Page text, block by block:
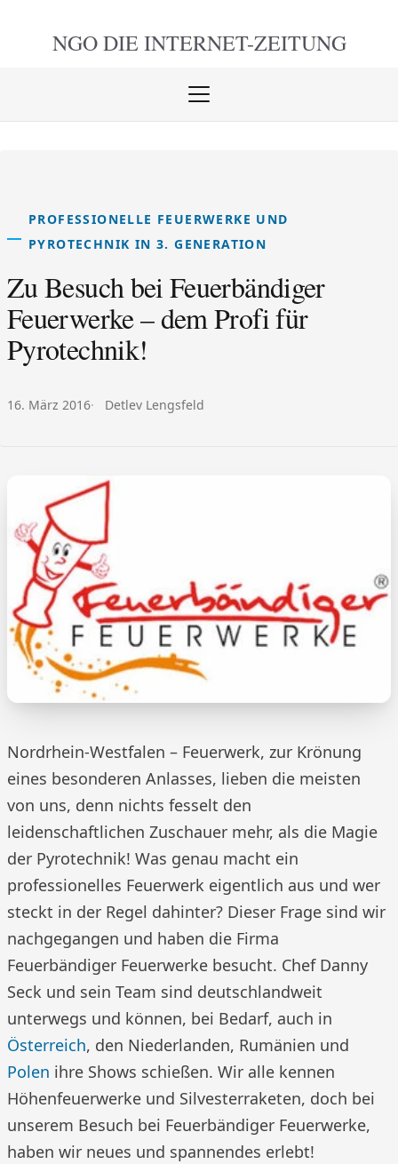
NGO DIE INTERNET-ZEITUNG
Menü
PROFESSIONELLE FEUERWERKE UND
PYROTECHNIK IN 3. GENERATION
Zu Besuch bei Feuerbändiger
Feuerwerke – dem Profi für
Pyrotechnik!
Veröffentlicht am:
16. März 2016 Autor:
Detlev Lengsfeld
Nordrhein-Westfalen – Feuerwerk, zur Krönung
eines besonderen Anlasses, lieben die meisten
von uns, denn nichts fesselt den
leidenschaftlichen Zuschauer mehr, als die Magie
der Pyrotechnik! Was genau macht ein
professionelles Feuerwerk eigentlich aus und wer
steckt in der Regel dahinter? Dieser Frage sind wir
nachgegangen und haben die Firma
Feuerbändiger Feuerwerke besucht. Chef Danny
Seck und sein Team sind deutschlandweit
unterwegs und können, bei Bedarf, auch in
Österreich, den Niederlanden, Rumänien und
Polen ihre Shows schießen. Wir alle kennen
Höhenfeuerwerke und Silvesterraketen, doch bei
unserem Besuch bei Feuerbändiger Feuerwerke,
haben wir neues und spannendes erlebt!